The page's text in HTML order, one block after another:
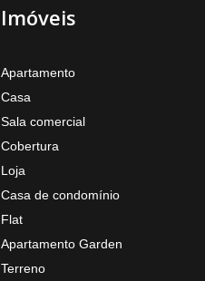
Imóveis
Apartamento
Casa
Sala comercial
Cobertura
Loja
Casa de condomínio
Flat
Apartamento Garden
Terreno